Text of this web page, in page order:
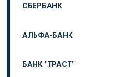
СБЕРБАНК
АЛЬФА-БАНК
БАНК "ТРАСТ"